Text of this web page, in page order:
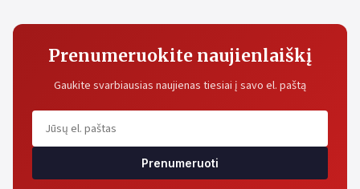
Prenumeruokite naujienlaiškį
Gaukite svarbiausias naujienas tiesiai į savo el. paštą
Prenumeruoti